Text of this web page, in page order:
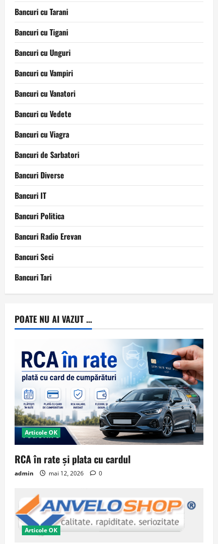
Bancuri cu Tarani
Bancuri cu Tigani
Bancuri cu Unguri
Bancuri cu Vampiri
Bancuri cu Vanatori
Bancuri cu Vedete
Bancuri cu Viagra
Bancuri de Sarbatori
Bancuri Diverse
Bancuri IT
Bancuri Politica
Bancuri Radio Erevan
Bancuri Seci
Bancuri Tari
POATE NU AI VAZUT ...
Articole OK
RCA în rate și plata cu cardul
admin mai 12, 2026 0
Articole OK